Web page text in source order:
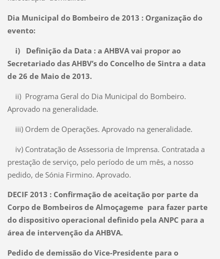
Dia Municipal do Bombeiro de 2013 : Organização do
evento:
i) Definição da Data : a AHBVA vai propor ao
Secretariado das AHBV’s do Concelho de Sintra a data
de 26 de Maio de 2013.
ii) Programa Geral do Dia Municipal do Bombeiro.
Aprovado na generalidade.
iii) Ordem de Operações. Aprovado na generalidade.
iv) Contratação de Assessoria de Imprensa. Contratada a
prestação de serviço, pelo período de um mês, a nosso
pedido, de Sónia Firmino. Aprovado.
DECIF 2013 : Confirmação de aceitação por parte da
Corpo de Bombeiros de Almoçageme para fazer parte
do dispositivo operacional definido pela ANPC para a
área de intervenção da AHBVA.
Pedido de demissão do Vice-Presidente para o